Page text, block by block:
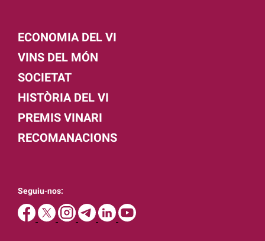
ECONOMIA DEL VI
VINS DEL MÓN
SOCIETAT
HISTÒRIA DEL VI
PREMIS VINARI
RECOMANACIONS
Seguiu-nos: